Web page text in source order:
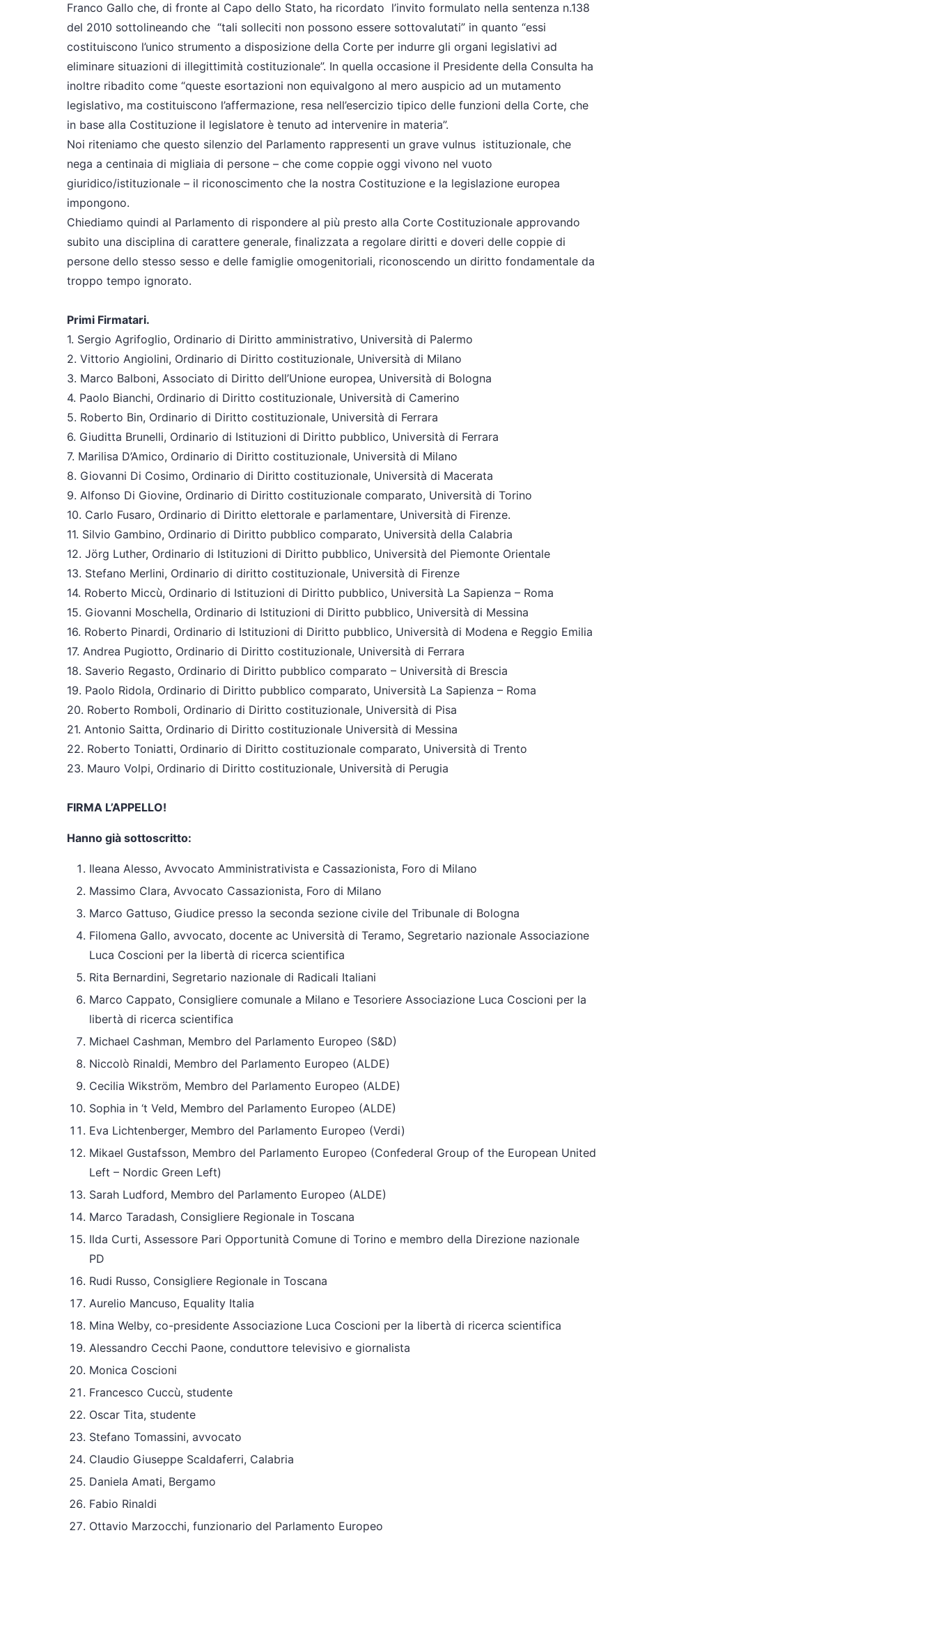
Franco Gallo che, di fronte al Capo dello Stato, ha ricordato l’invito formulato nella sentenza n.138
del 2010 sottolineando che “tali solleciti non possono essere sottovalutati” in quanto “essi
costituiscono l’unico strumento a disposizione della Corte per indurre gli organi legislativi ad
eliminare situazioni di illegittimità costituzionale”. In quella occasione il Presidente della Consulta ha
inoltre ribadito come “queste esortazioni non equivalgono al mero auspicio ad un mutamento
legislativo, ma costituiscono l’affermazione, resa nell’esercizio tipico delle funzioni della Corte, che
in base alla Costituzione il legislatore è tenuto ad intervenire in materia”.
Noi riteniamo che questo silenzio del Parlamento rappresenti un grave vulnus istituzionale, che
nega a centinaia di migliaia di persone – che come coppie oggi vivono nel vuoto
giuridico/istituzionale – il riconoscimento che la nostra Costituzione e la legislazione europea
impongono.
Chiediamo quindi al Parlamento di rispondere al più presto alla Corte Costituzionale approvando
subito una disciplina di carattere generale, finalizzata a regolare diritti e doveri delle coppie di
persone dello stesso sesso e delle famiglie omogenitoriali, riconoscendo un diritto fondamentale da
troppo tempo ignorato.
Primi Firmatari.
1. Sergio Agrifoglio, Ordinario di Diritto amministrativo, Università di Palermo
2. Vittorio Angiolini, Ordinario di Diritto costituzionale, Università di Milano
3. Marco Balboni, Associato di Diritto dell’Unione europea, Università di Bologna
4. Paolo Bianchi, Ordinario di Diritto costituzionale, Università di Camerino
5. Roberto Bin, Ordinario di Diritto costituzionale, Università di Ferrara
6. Giuditta Brunelli, Ordinario di Istituzioni di Diritto pubblico, Università di Ferrara
7. Marilisa D’Amico, Ordinario di Diritto costituzionale, Università di Milano
8. Giovanni Di Cosimo, Ordinario di Diritto costituzionale, Università di Macerata
9. Alfonso Di Giovine, Ordinario di Diritto costituzionale comparato, Università di Torino
10. Carlo Fusaro, Ordinario di Diritto elettorale e parlamentare, Università di Firenze.
11. Silvio Gambino, Ordinario di Diritto pubblico comparato, Università della Calabria
12. Jörg Luther, Ordinario di Istituzioni di Diritto pubblico, Università del Piemonte Orientale
13. Stefano Merlini, Ordinario di diritto costituzionale, Università di Firenze
14. Roberto Miccù, Ordinario di Istituzioni di Diritto pubblico, Università La Sapienza – Roma
15. Giovanni Moschella, Ordinario di Istituzioni di Diritto pubblico, Università di Messina
16. Roberto Pinardi, Ordinario di Istituzioni di Diritto pubblico, Università di Modena e Reggio Emilia
17. Andrea Pugiotto, Ordinario di Diritto costituzionale, Università di Ferrara
18. Saverio Regasto, Ordinario di Diritto pubblico comparato – Università di Brescia
19. Paolo Ridola, Ordinario di Diritto pubblico comparato, Università La Sapienza – Roma
20. Roberto Romboli, Ordinario di Diritto costituzionale, Università di Pisa
21. Antonio Saitta, Ordinario di Diritto costituzionale Università di Messina
22. Roberto Toniatti, Ordinario di Diritto costituzionale comparato, Università di Trento
23. Mauro Volpi, Ordinario di Diritto costituzionale, Università di Perugia
FIRMA L’APPELLO!
Hanno già sottoscritto:
Ileana Alesso, Avvocato Amministrativista e Cassazionista, Foro di Milano
Massimo Clara, Avvocato Cassazionista, Foro di Milano
Marco Gattuso, Giudice presso la seconda sezione civile del Tribunale di Bologna
Filomena Gallo, avvocato, docente ac Università di Teramo, Segretario nazionale Associazione
Luca Coscioni per la libertà di ricerca scientifica
Rita Bernardini, Segretario nazionale di Radicali Italiani
Marco Cappato, Consigliere comunale a Milano e Tesoriere Associazione Luca Coscioni per la
libertà di ricerca scientifica
Michael Cashman, Membro del Parlamento Europeo (S&D)
Niccolò Rinaldi, Membro del Parlamento Europeo (ALDE)
Cecilia Wikström, Membro del Parlamento Europeo (ALDE)
Sophia in ‘t Veld, Membro del Parlamento Europeo (ALDE)
Eva Lichtenberger, Membro del Parlamento Europeo (Verdi)
Mikael Gustafsson, Membro del Parlamento Europeo (Confederal Group of the European United
Left – Nordic Green Left)
Sarah Ludford, Membro del Parlamento Europeo (ALDE)
Marco Taradash, Consigliere Regionale in Toscana
Ilda Curti, Assessore Pari Opportunità Comune di Torino e membro della Direzione nazionale
PD
Rudi Russo, Consigliere Regionale in Toscana
Aurelio Mancuso, Equality Italia
Mina Welby, co-presidente Associazione Luca Coscioni per la libertà di ricerca scientifica
Alessandro Cecchi Paone, conduttore televisivo e giornalista
Monica Coscioni
Francesco Cuccù, studente
Oscar Tita, studente
Stefano Tomassini, avvocato
Claudio Giuseppe Scaldaferri, Calabria
Daniela Amati, Bergamo
Fabio Rinaldi
Ottavio Marzocchi, funzionario del Parlamento Europeo